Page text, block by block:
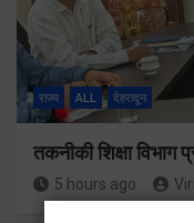
राज्य ALL देहरादून
तकनीकी शिक्षा
5 hours ago